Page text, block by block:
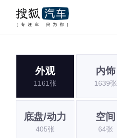
外观
1161张
内饰
1639张
底盘/动力
405张
空间
64张